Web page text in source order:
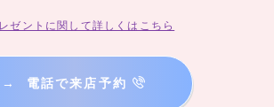
ゼントに関して詳しくはこちら
→ 電話で来店予約